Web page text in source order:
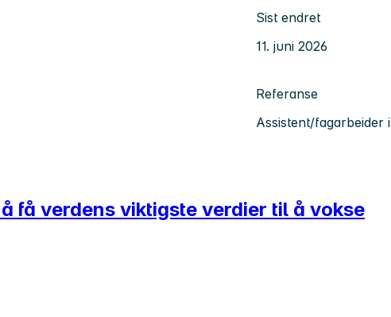
Sist endret
11. juni 2026
Referanse
Assistent/fagarbeider
få verdens viktigste verdier til å vokse